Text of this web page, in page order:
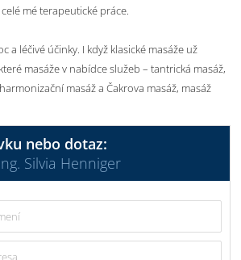
mé terapeutické práce.
a léčivé účinky. I když klasické masáže už
masáže v nabídce služeb – tantrická masáž,
masáž a Čakrova masáž, masáž
nebo dotaz:
Silvia Henniger